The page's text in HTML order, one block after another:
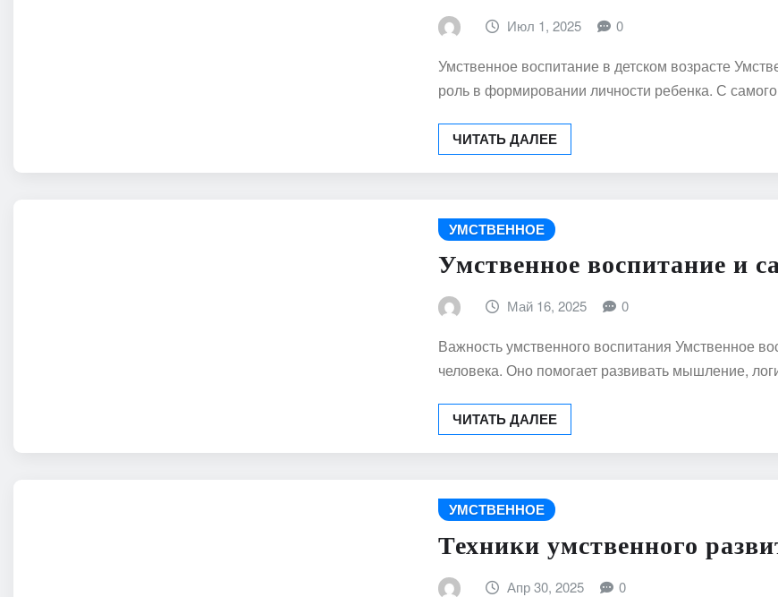
Июл 1, 2025 0
Умственное воспитание в детском возрасте
роль в формировании личности ребенка. С
ЧИТАТЬ ДАЛЕЕ
УМСТВЕННОЕ
Умственное воспитание и
Май 16, 2025 0
Важность умственного воспитания Умственное
человека. Оно помогает развивать мышление,
ЧИТАТЬ ДАЛЕЕ
УМСТВЕННОЕ
Техники умственного
Апр 30, 2025 0